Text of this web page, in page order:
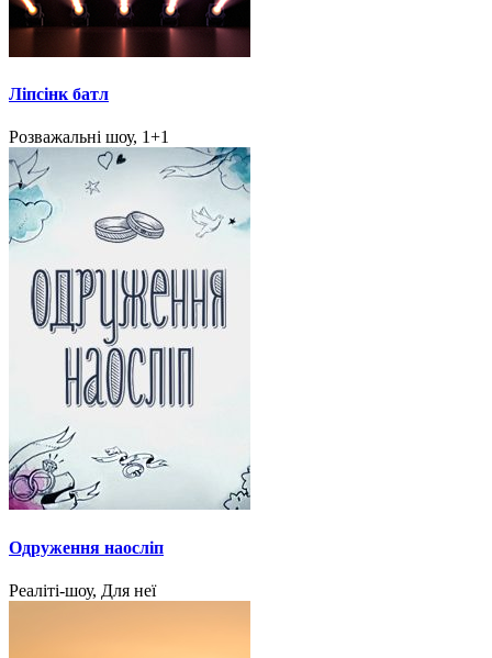
Ліпсінк батл
Розважальні шоу, 1+1
Одруження наосліп
Реаліті-шоу, Для неї